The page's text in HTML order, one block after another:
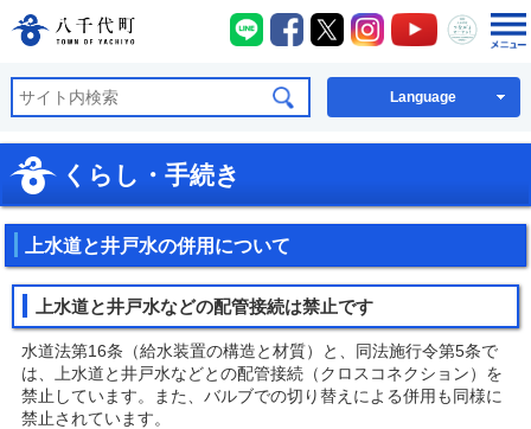
八千代町公式ホームページ
八千代町LINE
八千代町Facebook
八千代町X八千代町Instagram
八千代町
八千
Language
くらし・手続き
上水道と井戸水の併用について
上水道と井戸水などの配管接続は禁止です
水道法第16条（給水装置の構造と材質）と、同法施行令第5条で
は、上水道と井戸水などとの配管接続（クロスコネクション）を
禁止しています。また、バルブでの切り替えによる併用も同様に
禁止されています。